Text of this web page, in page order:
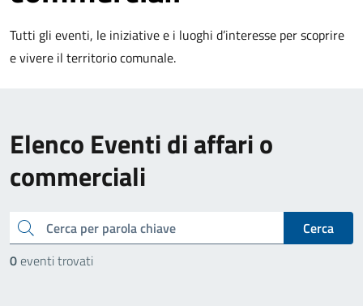
Tutti gli eventi, le iniziative e i luoghi d’interesse per scoprire
e vivere il territorio comunale.
Elenco Eventi di affari o
commerciali
cerca
Cerca
0eventi trovati